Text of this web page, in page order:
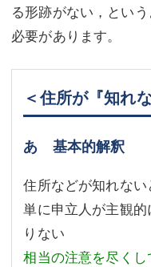
る形跡がない，とい
必要があります。
＜住所が『知れ
あ 基本的解釈
住所などが知れな
単に申立人が主観
りない
相当の注意を尽くし